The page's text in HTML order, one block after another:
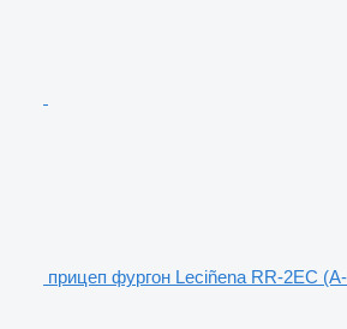
прицеп фургон Leciñena RR-2EC (A-